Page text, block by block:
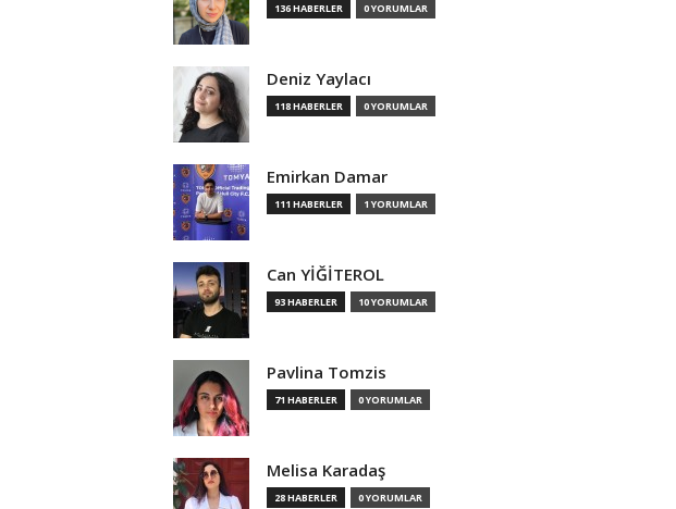
136 HABERLER 0 YORUMLAR
Deniz Yaylacı
118 HABERLER 0 YORUMLAR
Emirkan Damar
111 HABERLER 1 YORUMLAR
Can YİĞİTEROL
93 HABERLER 10 YORUMLAR
Pavlina Tomzis
71 HABERLER 0 YORUMLAR
Melisa Karadaş
28 HABERLER 0 YORUMLAR